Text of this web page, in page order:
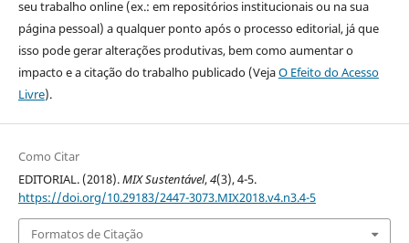
seu trabalho online (ex.: em repositórios institucionais ou na sua
página pessoal) a qualquer ponto após o processo editorial, já que
isso pode gerar alterações produtivas, bem como aumentar o
impacto e a citação do trabalho publicado (VejaO Efeito do Acesso
Livre).
Como Citar
EDITORIAL. (2018).MIX Sustentável,4(3), 4-5.
https://doi.org/10.29183/2447-3073.MIX2018.v4.n3.4-5
Formatos de Citação